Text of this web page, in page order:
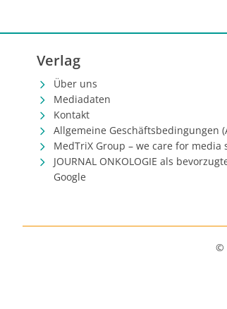
Verlag
Über uns
Mediadaten
Kontakt
Allgemeine Geschäftsbedingungen
MedTriX Group – we care for media
JOURNAL ONKOLOGIE als
Google
©